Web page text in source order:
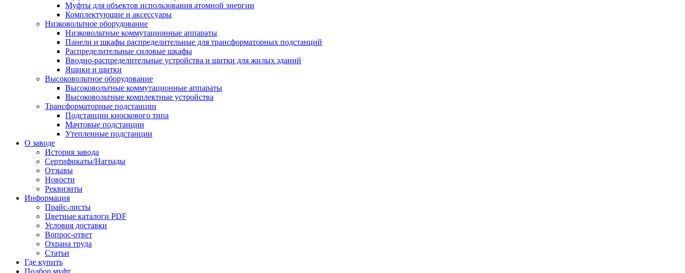
Муфты для объектов использования атомной энергии
Комплектующие и аксессуары
Низковольтное оборудование
Низковольтные коммутационные аппараты
Панели и шкафы распределительные для трансформаторных подстанций
Распределительные силовые шкафы
Вводно-распределительные устройства и щитки для жилых зданий
Ящики и щитки
Высоковольтное оборудование
Высоковольтные коммутационные аппараты
Высоковольтные комплектные устройства
Трансформаторные подстанции
Подстанции киоскового типа
Мачтовые подстанции
Утепленные подстанции
О заводе
История завода
Сертификаты/Награды
Отзывы
Новости
Реквизиты
Информация
Прайс-листы
Цветные каталоги PDF
Условия доставки
Вопрос-ответ
Охрана труда
Статьи
Где купить
Подбор муфт